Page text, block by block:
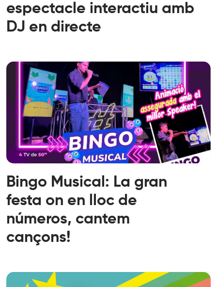
espectacle interactiu amb
DJ en directe
Bingo Musical: La gran
festa on en lloc de
números, cantem
cançons!